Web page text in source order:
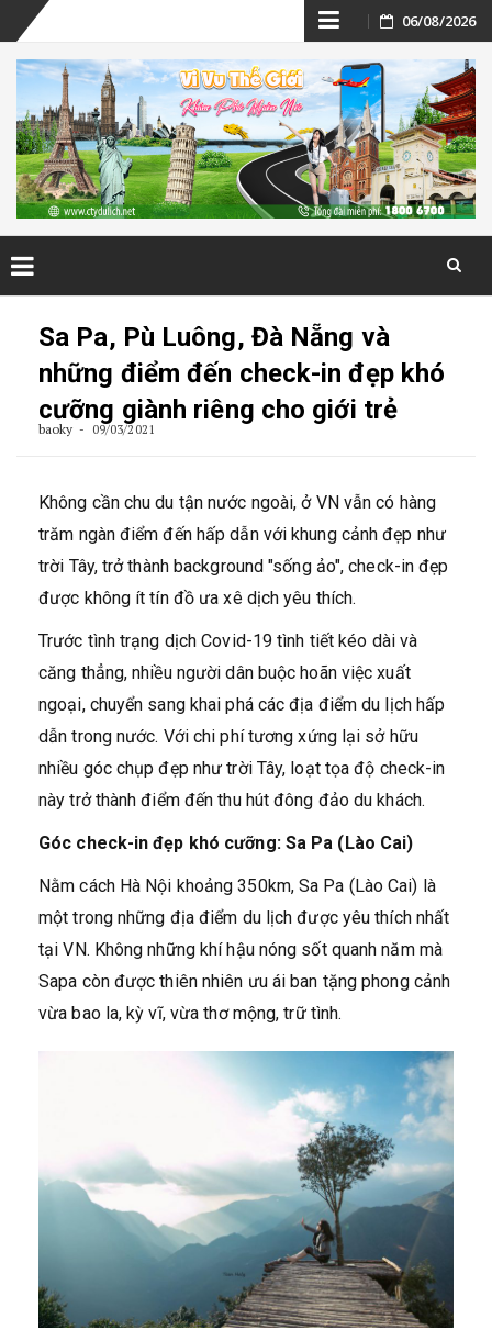
Skip
to
content
06/08/2026
Sa Pa, Pù Luông, Đà Nẵng và
những điểm đến check-in đẹp khó
cưỡng giành riêng cho giới trẻ
baoky 09/03/2021
Không cần chu du tận nước ngoài, ở VN vẫn có hàng
trăm ngàn điểm đến hấp dẫn với khung cảnh đẹp như
trời Tây, trở thành background "sống ảo", check-in đẹp
được không ít tín đồ ưa xê dịch yêu thích.
Trước tình trạng dịch Covid-19 tình tiết kéo dài và
căng thẳng, nhiều người dân buộc hoãn việc xuất
ngoại, chuyển sang khai phá các địa điểm du lịch hấp
dẫn trong nước. Với chi phí tương xứng lại sở hữu
nhiều góc chụp đẹp như trời Tây, loạt tọa độ check-in
này trở thành điểm đến thu hút đông đảo du khách.
Góc check-in đẹp khó cưỡng: Sa Pa (Lào Cai)
Nằm cách Hà Nội khoảng 350km, Sa Pa (Lào Cai) là
một trong những địa điểm du lịch được yêu thích nhất
tại VN. Không những khí hậu nóng sốt quanh năm mà
Sapa còn được thiên nhiên ưu ái ban tặng phong cảnh
vừa bao la, kỳ vĩ, vừa thơ mộng, trữ tình.